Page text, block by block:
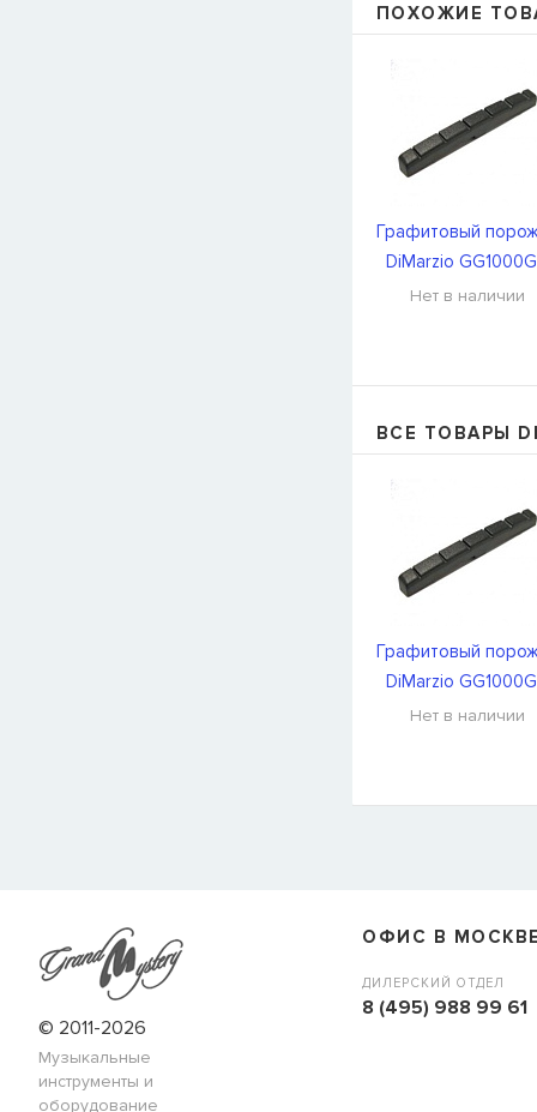
ПОХОЖИЕ
Графитовый
DiMarzio
Нет в наличии
ВСЕ ТОВАРЫ
Графитовый
DiMarzio
Нет в наличии
наличии, но вы можете оставить заявку и мы сообщим
когда товар можно будет купить.
Имя
E-mail
© 2011-2026
Музыкальные
инструменты и
оборудование
ОФИС В
ДИЛЕРСКИЙ ОТДЕЛ
8 (495) 988 99 61